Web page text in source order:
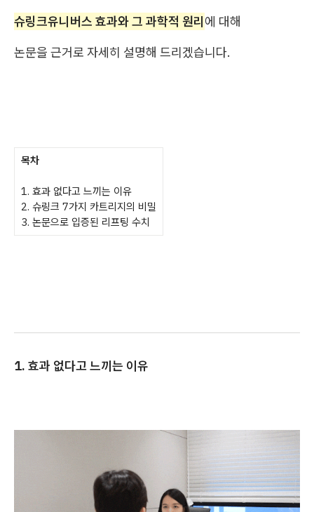
슈링크유니버스 효과와 그 과학적 원리에 대해
논문을 근거로 자세히 설명해 드리겠습니다.
목차
1. 효과 없다고 느끼는 이유
2. 슈링크 7가지 카트리지의 비밀
3. 논문으로 입증된 리프팅 수치
1. 효과 없다고 느끼는 이유